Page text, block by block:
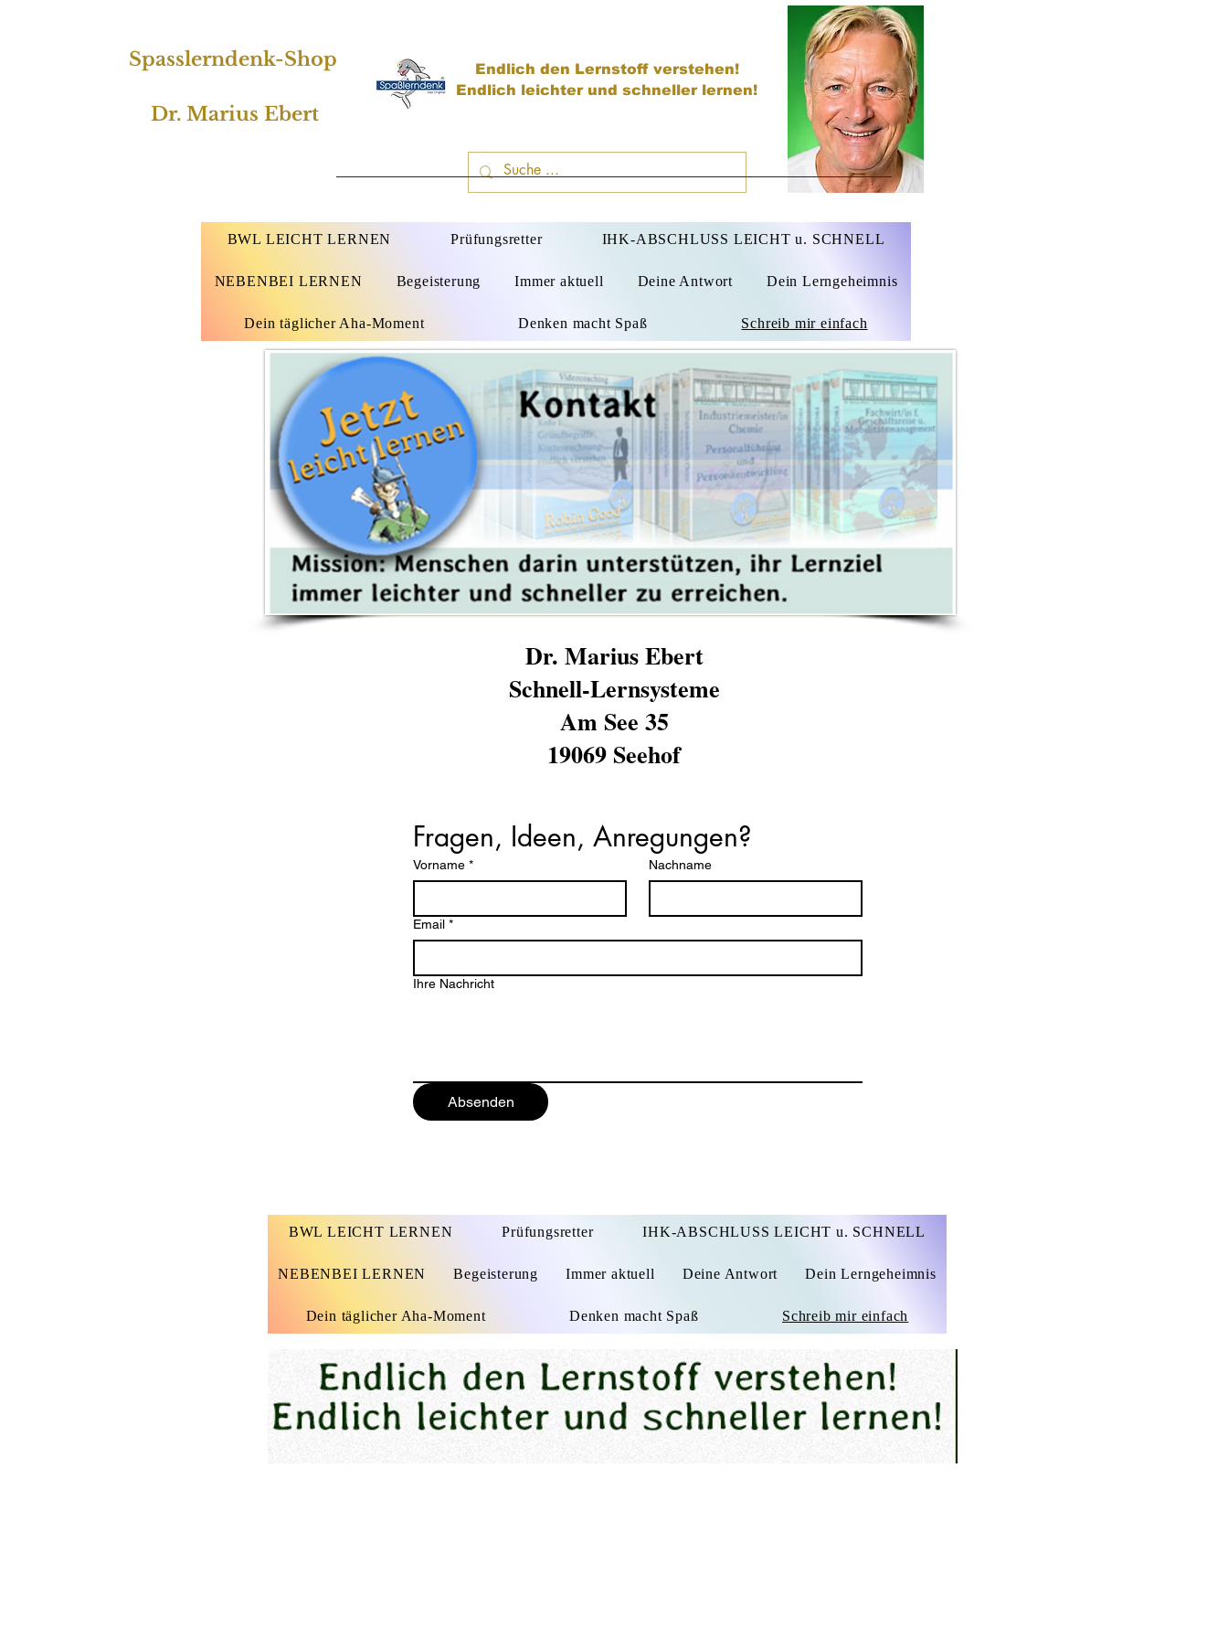
Spasslerndenk-Shop
Dr. Marius Ebert
Endlich den Lernstoff verstehen!
Endlich leichter und schneller lernen!
Dr. Marius Ebert
BWL LEICHT LERNEN Prüfungsretter IHK-ABSCHLUSS LEICHT u. SCHNELL
NEBENBEI LERNEN Begeisterung Immer aktuell Deine Antwort Dein Lerngeheimnis
Dein täglicher Aha-Moment Denken macht Spaß Schreib mir einfach
Fragen, Ideen, Anregungen?
Vorname * Nachname
Email *
Ihre Nachricht
Absenden
Dr. Marius Ebert
Schnell-Lernsysteme
Am See 35
19069 Seehof
BWL LEICHT LERNEN Prüfungsretter IHK-ABSCHLUSS LEICHT u. SCHNELL
NEBENBEI LERNEN Begeisterung Immer aktuell Deine Antwort Dein Lerngeheimnis
Dein täglicher Aha-Moment Denken macht Spaß Schreib mir einfach